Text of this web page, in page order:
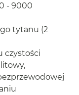
- 9000
tytanu (2
czystości